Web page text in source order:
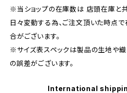
※当ショップの在庫数は 店頭在庫と
日々変動する為、ご注文頂いた時点
合がございます。
※サイズ表スペックは製品の生地や織
の誤差がございます。
International